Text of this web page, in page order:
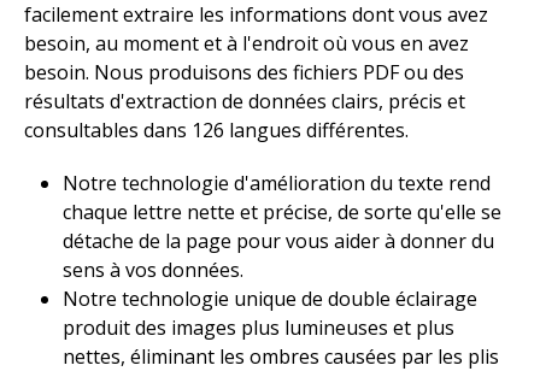
facilement extraire les informations dont vous avez
besoin, au moment et à l'endroit où vous en avez
besoin. Nous produisons des fichiers PDF ou des
résultats d'extraction de données clairs, précis et
consultables dans 126 langues différentes. ​
Notre technologie d'amélioration du texte rend
chaque lettre nette et précise, de sorte qu'elle se
détache de la page pour vous aider à donner du
sens à vos données.​
Notre technologie unique de double éclairage
produit des images plus lumineuses et plus
nettes, éliminant les ombres causées par les plis